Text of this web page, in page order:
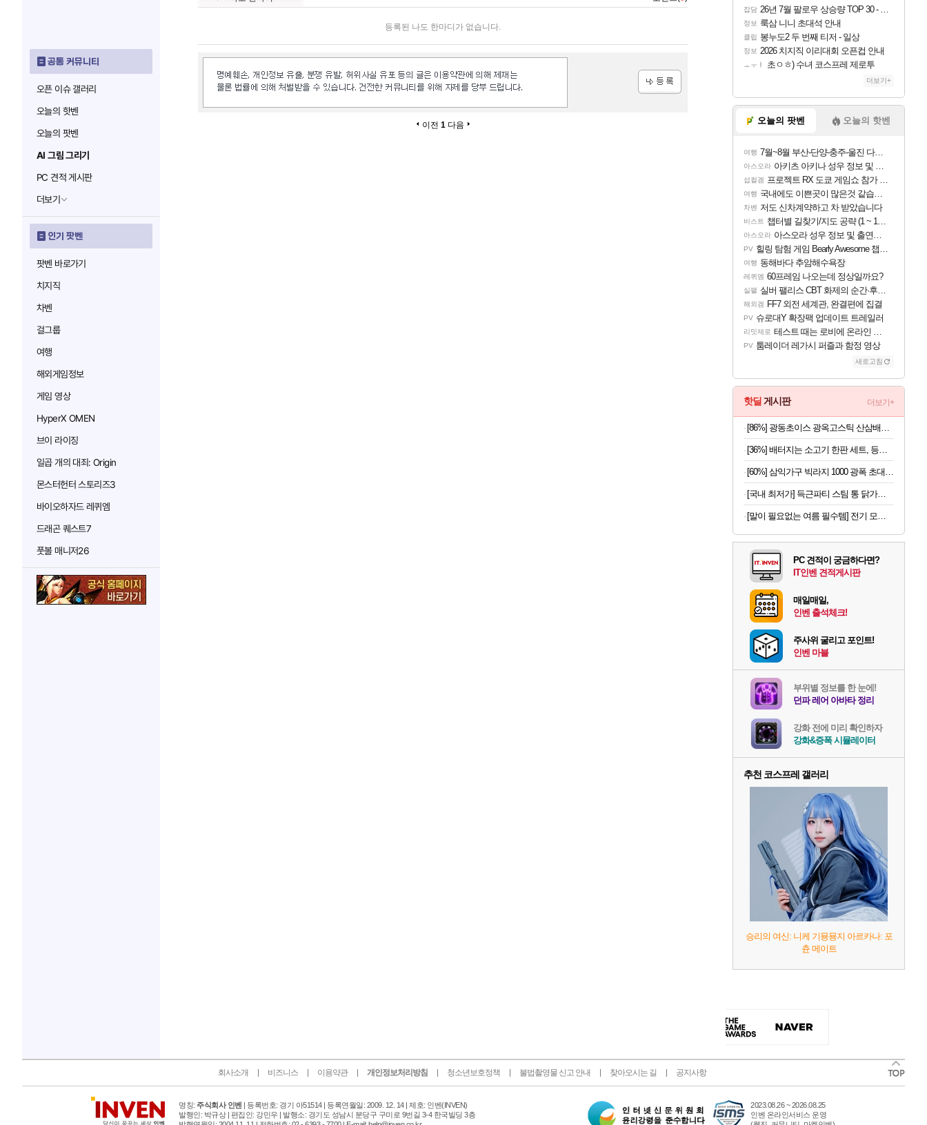
공통 커뮤니티
오픈 이슈 갤러리
오늘의 핫벤
오늘의 팟벤
AI 그림 그리기
PC 견적 게시판
더보기
인기 팟벤
팟벤 바로가기
치지직
차벤
걸그룹
여행
해외게임정보
게임 영상
HyperX OMEN
브이 라이징
일곱 개의 대죄: Origin
몬스터헌터 스토리즈3
바이오하자드 레퀴엠
드래곤 퀘스트7
풋볼 매니저26
등록된 나도 한마디가 없습니다.
이전 1 다음
잡담 26년 7월 팔로우 상승량 TOP 30 - 월간 치지직
정보 룩삼 니니 초대석 안내
클립 봉누도2 두 번째 티저 - 일상
정보 2026 치지직 이리대회 오픈컵 안내
ㅗㅜㅑ 초ㅇㅎ) 수녀 코스프레 제로투
더보기+
오늘의 팟벤 오늘의 핫벤
여행 7월~8월 부산-단양-충주-울진 다녀왔어요~
아스오라 아키츠 아키나 성우 정보 및 주요 필모
섭컬겜 프로젝트 RX 도쿄 게임쇼 참가 결정
여행 국내에도 이쁜곳이 많은것 같습니다
차벤 저도 신차계약하고 차 받았습니다
비스트 챕터별 길찾기/지도 공략 (1 ~ 12장)
아스오라 아스오라 성우 정보 및 출연작 모음
PV 힐링 탐험 게임 Bearly Awesome 챕터 1 트레일러
여행 동해바다 추암해수욕장
레퀴엠 60프레임 나오는데 정상일까요?
실팰 실버 팰리스 CBT 화제의 순간·후기 모음
해외겜 FF7 외전 세계관, 완결편에 집결
PV 슈로대Y 확장팩 업데이트 트레일러
리밋제로 테스트 때는 로비에 온라인 기능이 있는데
PV 툼레이더 레가시 퍼즐과 함정 영상
새로고침
핫딜 게시판 더보기+
[국내 최저가] 득근파티 스팀 통 닭가슴살 6종 혼합 x 30팩
[말이 필요없는 여름 필수템] 전기 모기채 x 2개
PC 견적이 궁금하다면?
IT인벤 견적게시판
매일매일,
인벤 출석체크!
주사위 굴리고 포인트!
인벤 마블
부위별 정보를 한 눈에!
던파 레어 아바타 정리
강화 전에 미리 확인하자
강화&증폭 시뮬레이터
추천 코스프레 갤러리
승리의 여신: 니케 기묭묭지 아르카나: 포
츈 메이트
회사소개 비즈니스 이용약관 개인정보처리방침 청소년보호정책 불법촬영물 신고 안내 찾아오시는 길 공지사항
명칭: 주식회사 인벤 | 등록번호: 경기 아51514 | 등록연월일: 2009. 12. 14 | 제호: 인벤 (INVEN)
발행인: 박규상 | 편집인: 강민우 | 발행소: 경기도 성남시 분당구 구미로 9번길 3-4 한국빌딩 3층
터
2023.08.26 ~ 2026.08.25
인벤 온라인서비스 운영